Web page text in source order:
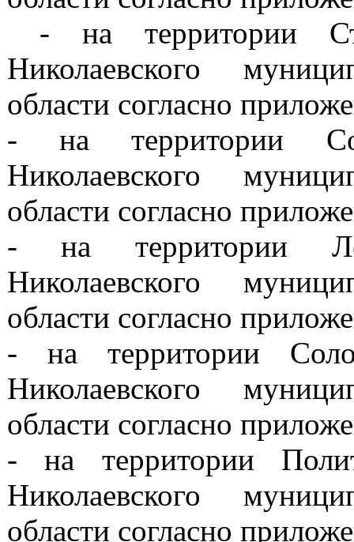
- на территории
Николаевского
области согласно
- на территории
Николаевского
области согласно
- на территории
Николаевского
области согласно
- на территории
Николаевского
области согласно
- на территории
Николаевского
области согласно